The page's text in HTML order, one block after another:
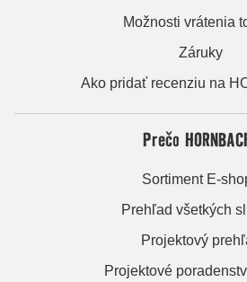
Možnosti vrátenia
Záruky
Ako pridať recenziu na
Prečo
Sortiment E-
Prehľad všetkých
Projektový
Projektové